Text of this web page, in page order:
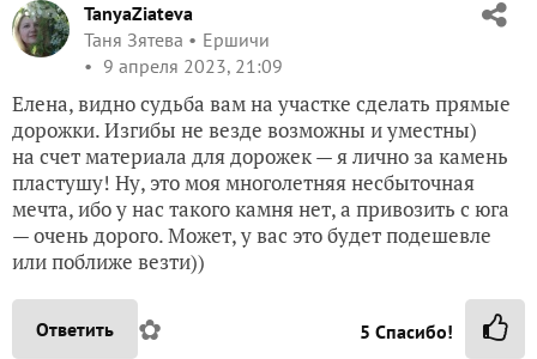
TanyaZiateva
Таня Зятева
Ершичи
9 апреля 2023, 21:09
Елена, видно судьба вам на участке сделать прямые
дорожки. Изгибы не везде возможны и уместны)
на счет материала для дорожек — я лично за камень
пластушу! Ну, это моя многолетняя несбыточная
мечта, ибо у нас такого камня нет, а привозить с юга
— очень дорого. Может, у вас это будет подешевле
или поближе везти))
Ответить ✿ 5 Спасибо!